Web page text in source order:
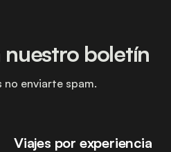
Viajes por experiencia
nuestro boletín
no enviarte spam.